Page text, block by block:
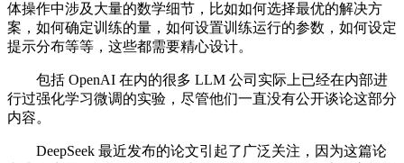
体操作中涉及大量的数学细节，比如如何选择最优的解决方
案，如何确定训练的量，如何设置训练运行的参数，如何设定
提示分布等等，这些都需要精心设计。
包括 OpenAI 在内的很多 LLM 公司实际上已经在内部进
行过强化学习微调的实验，尽管他们一直没有公开谈论这部分
内容。
DeepSeek 最近发布的论文引起了广泛关注，因为这篇论